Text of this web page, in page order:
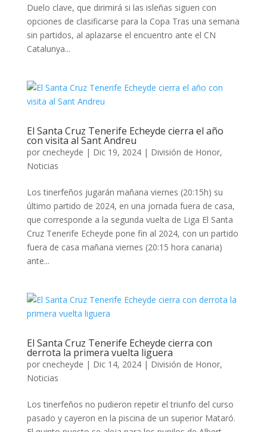
Duelo clave, que dirimirá si las isleñas siguen con
opciones de clasificarse para la Copa Tras una semana
sin partidos, al aplazarse el encuentro ante el CN
Catalunya...
El Santa Cruz Tenerife Echeyde cierra el año
con visita al Sant Andreu
por cnecheyde | Dic 19, 2024| División de Honor,
Noticias
Los tinerfeños jugarán mañana viernes (20:15h) su
último partido de 2024, en una jornada fuera de casa,
que corresponde a la segunda vuelta de Liga El Santa
Cruz Tenerife Echeyde pone fin al 2024, con un partido
fuera de casa mañana viernes (20:15 hora canaria)
ante...
El Santa Cruz Tenerife Echeyde cierra con
derrota la primera vuelta liguera
por cnecheyde | Dic 14, 2024| División de Honor,
Noticias
Los tinerfeños no pudieron repetir el triunfo del curso
pasado y cayeron en la piscina de un superior Mataró.